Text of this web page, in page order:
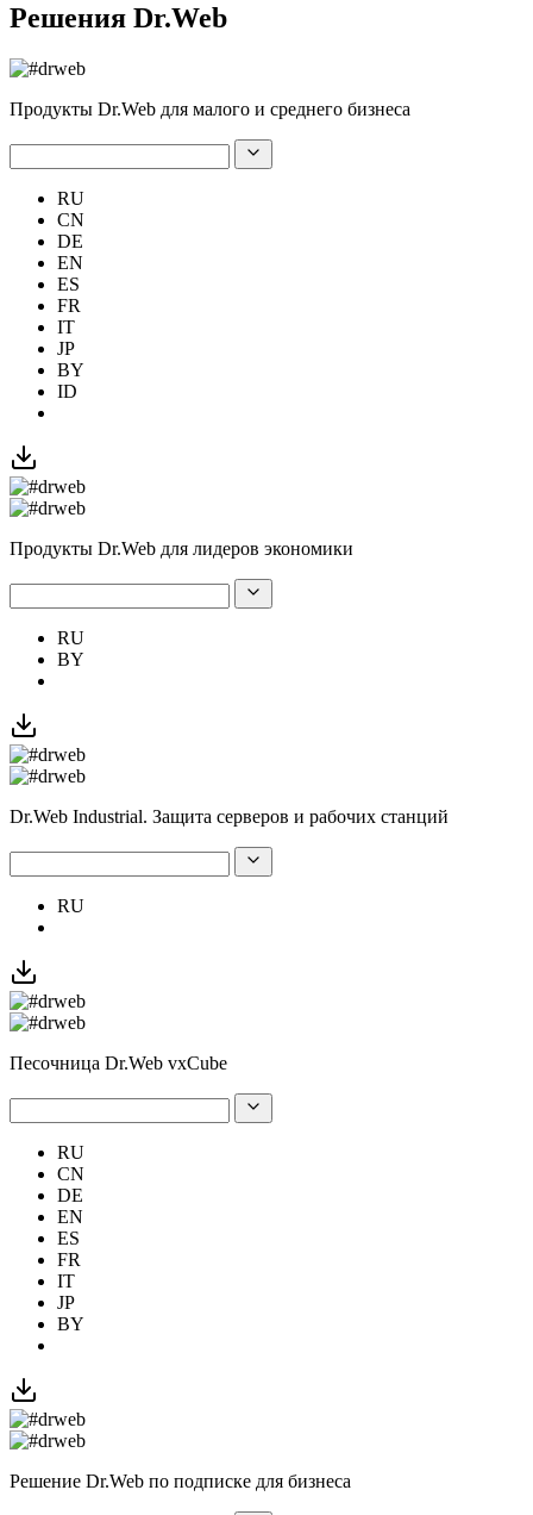
Решения Dr.Web
Продукты Dr.Web для малого и среднего бизнеса
RU
CN
DE
EN
ES
FR
IT
JP
BY
ID
Продукты Dr.Web для лидеров экономики
RU
BY
Dr.Web Industrial. Защита серверов и рабочих станций
RU
Песочница Dr.Web vxCube
RU
CN
DE
EN
ES
FR
IT
JP
BY
Решение Dr.Web по подписке для бизнеса